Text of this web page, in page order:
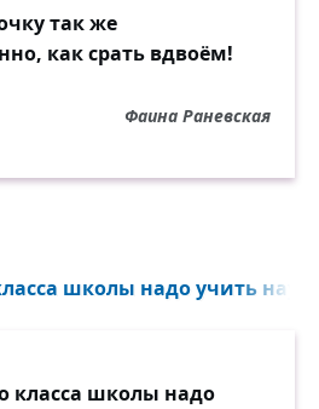
так же
как срать вдвоём!
Фаина Раневская
школы надо учить
класса школы надо